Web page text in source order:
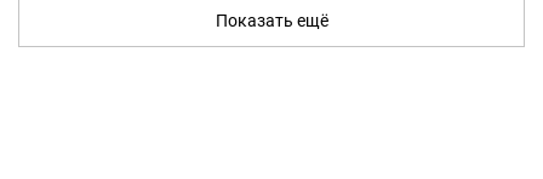
Показать ещё